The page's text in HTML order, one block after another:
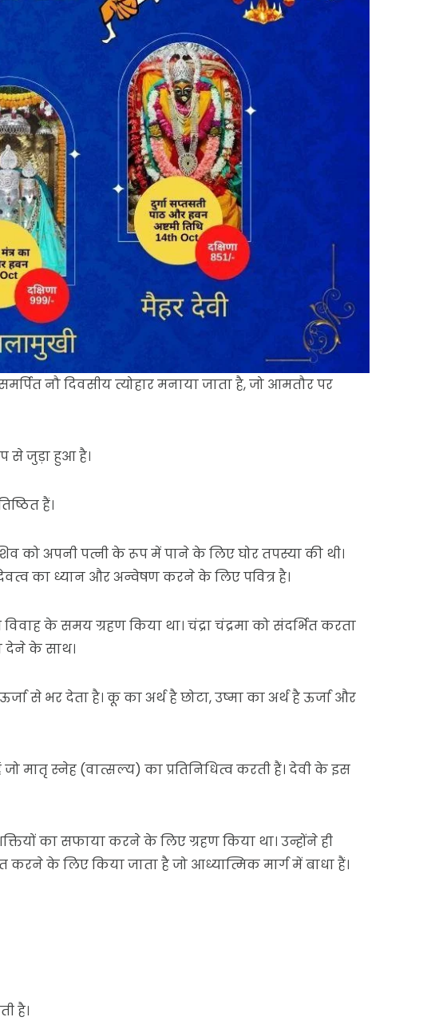
समर्पित नौ दिवसीय त्योहार मनाया जाता है, जो आमतौर पर
से जुड़ा हुआ है।
हैं।
को अपनी पत्नी के रूप में पाने के लिए घोर तपस्या की थी।
का ध्यान और अन्वेषण करने के लिए पवित्र है।
के समय ग्रहण किया था। चंद्रा चंद्रमा को संदर्भित करता
देने के साथ।
से भर देता है। कू का अर्थ है छोटा, उष्मा का अर्थ है ऊर्जा और
मातृ स्नेह (वात्सल्य) का प्रतिनिधित्व करती हैं। देवी के इस
का सफाया करने के लिए ग्रहण किया था। उन्होंने ही
के लिए किया जाता है जो आध्यात्मिक मार्ग में बाधा हैं।
है।